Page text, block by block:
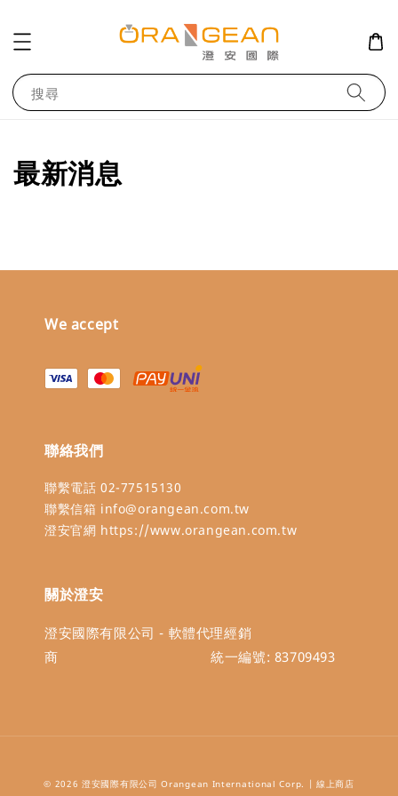
搜尋
最新消息
We accept
聯絡我們
聯繫電話 02-77515130
聯繫信箱 info@orangean.com.tw
澄安官網 https://www.orangean.com.tw
關於澄安
澄安國際有限公司 - 軟體代理經銷
商 統一編號: 83709493
© 2026 澄安國際有限公司 Orangean International Corp. | 線上商店